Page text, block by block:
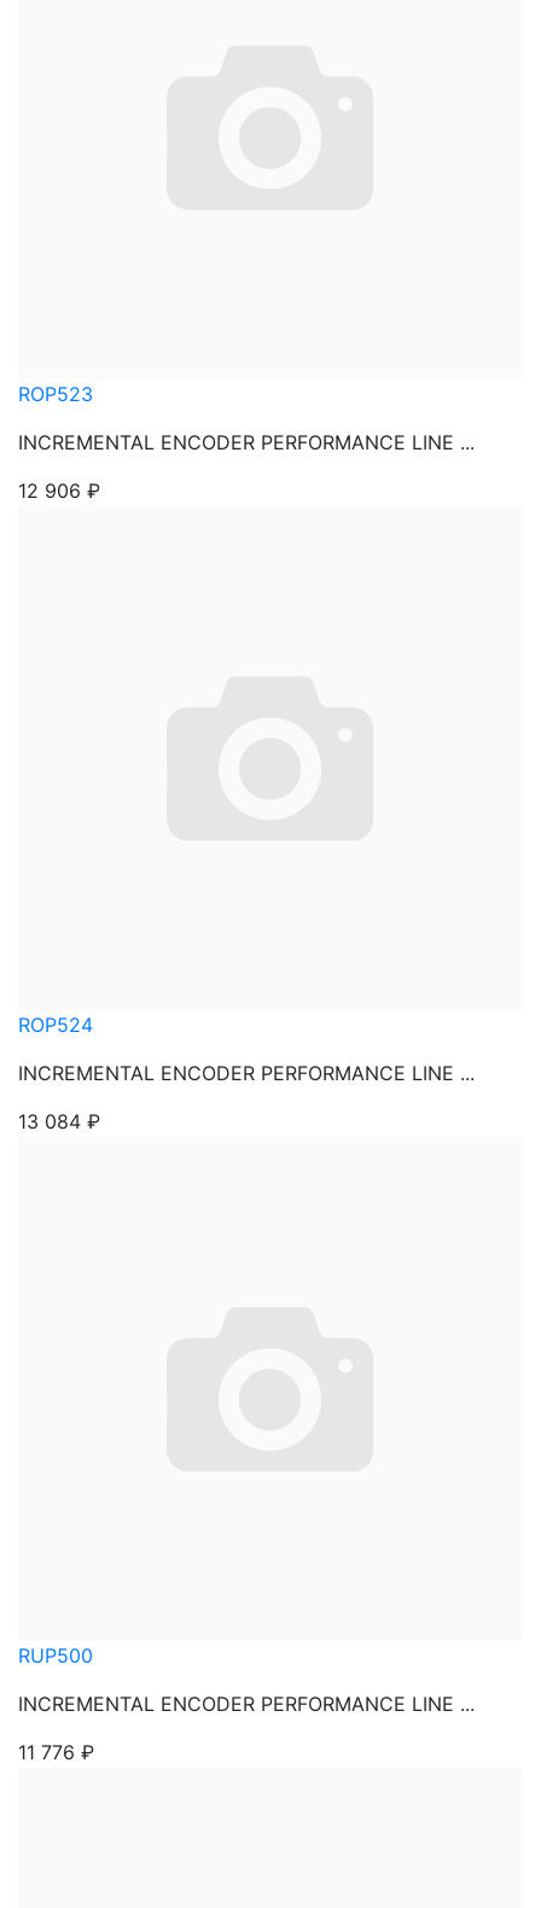
ROP523
INCREMENTAL ENCODER PERFORMANCE LINE ...
12 906 ₽
ROP524
INCREMENTAL ENCODER PERFORMANCE LINE ...
13 084 ₽
RUP500
INCREMENTAL ENCODER PERFORMANCE LINE ...
11 776 ₽